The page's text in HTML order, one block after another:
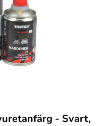
- Svart,